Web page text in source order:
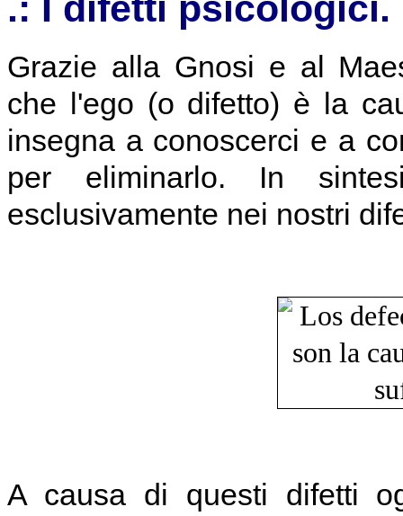
Grazie alla Gnosi e al
che l'ego (o difetto) è la
insegna a conoscerci e a
per eliminarlo. In
esclusivamente nei nostri
A causa di questi difetti